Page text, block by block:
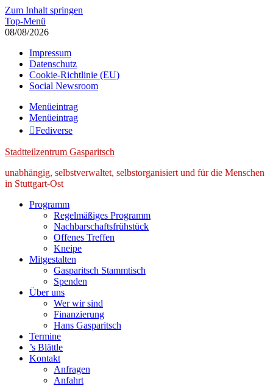
Zum Inhalt springen
Top-Menü
08/08/2026
Impressum
Datenschutz
Cookie-Richtlinie (EU)
Social Newsroom
Menüeintrag
Menüeintrag
Fediverse
Stadtteilzentrum Gasparitsch
unabhängig, selbstverwaltet, selbstorganisiert und für die Menschen
in Stuttgart-Ost
Programm
Regelmäßiges Programm
Nachbarschaftsfrühstück
Offenes Treffen
Kneipe
Mitgestalten
Gasparitsch Stammtisch
Spenden
Über uns
Wer wir sind
Finanzierung
Hans Gasparitsch
Termine
’s Blättle
Kontakt
Anfragen
Anfahrt